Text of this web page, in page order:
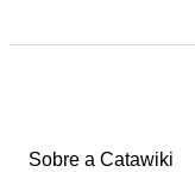
Sobre a Catawiki